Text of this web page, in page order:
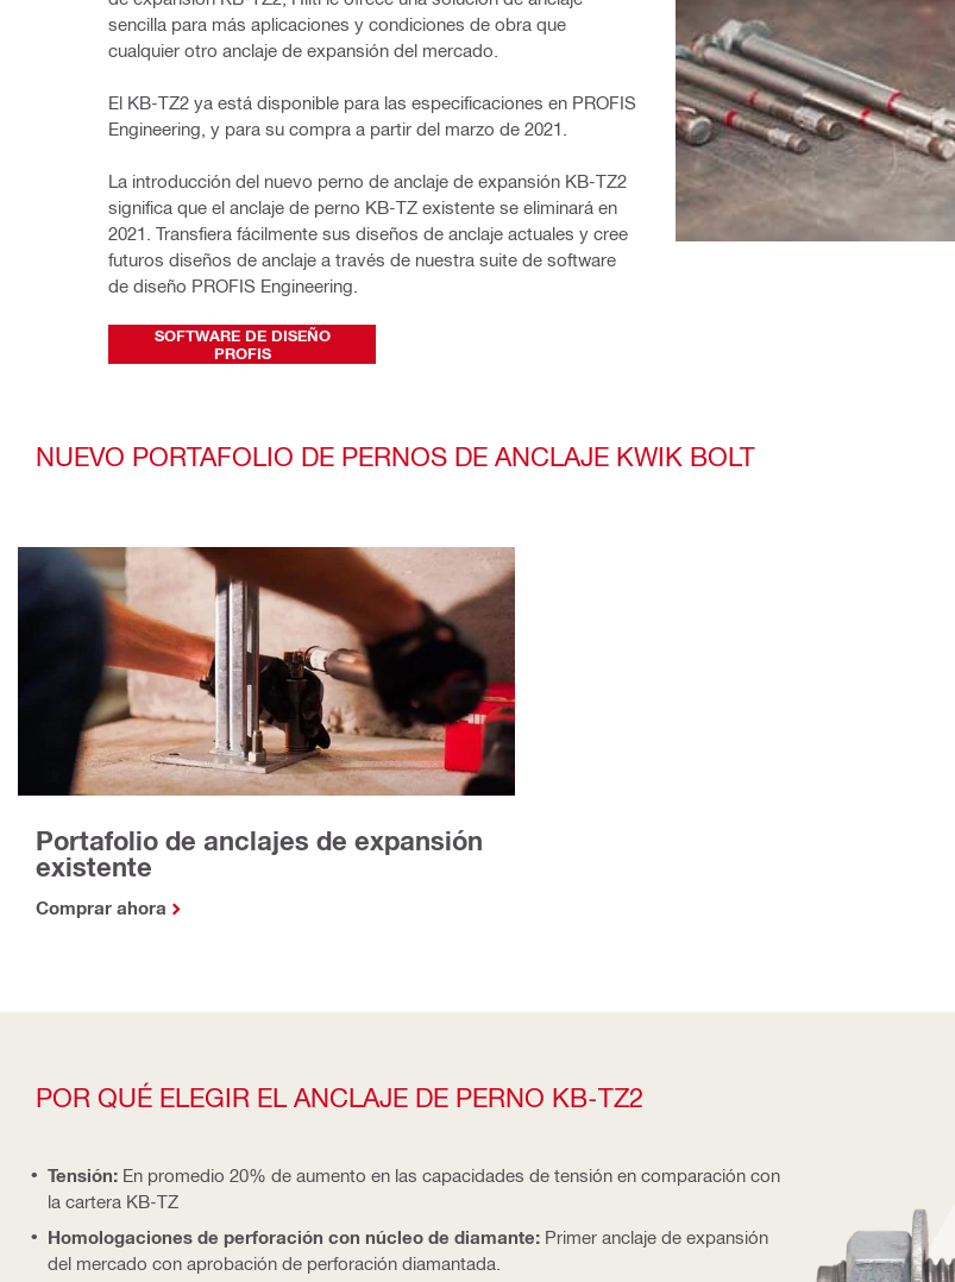
sencilla para más aplicaciones y condiciones de obra que
cualquier otro anclaje de expansión del mercado.
El KB-TZ2 ya está disponible para las especificaciones en PROFIS
Engineering, y para su compra a partir del marzo de 2021.
La introducción del nuevo perno de anclaje de expansión KB-TZ2
significa que el anclaje de perno KB-TZ existente se eliminará en
2021. Transfiera fácilmente sus diseños de anclaje actuales y cree
futuros diseños de anclaje a través de nuestra suite de software
de diseño PROFIS Engineering.
SOFTWARE DE DISEÑO
PROFIS
NUEVO PORTAFOLIO DE PERNOS DE ANCLAJE KWIK BOLT
Portafolio de anclajes de expansión
existente
Comprar ahora
POR QUÉ ELEGIR EL ANCLAJE DE PERNO KB-TZ2
Tensión: En promedio 20% de aumento en las capacidades de tensión en comparación con
la cartera KB-TZ
Homologaciones de perforación con núcleo de diamante: Primer anclaje de expansión
del mercado con aprobación de perforación diamantada.